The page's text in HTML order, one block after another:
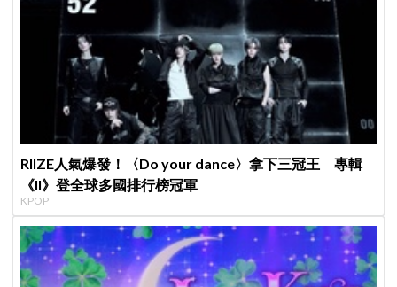
RIIZE人氣爆發！〈Do your dance〉拿下三冠王 專輯
《II》登全球多國排行榜冠軍
KPOP